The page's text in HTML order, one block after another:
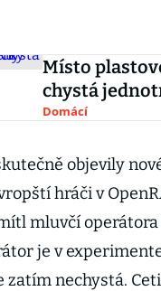
Místo
chystá
Domácí
objevily
hráči v
mluvčí
je v
zatím nechystá.